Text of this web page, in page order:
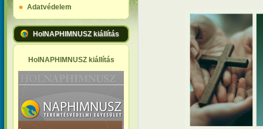
Adatvédelem
HolNAPHIMNUSZ kiállítás
HolNAPHIMNUSZ kiállítás